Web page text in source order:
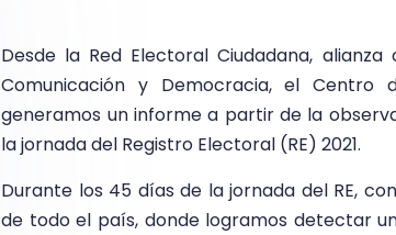
Desde la Red Electoral Ciudadana,
Comunicación y Democracia, el
generamos un informe a partir de la
la jornada del Registro Electoral (RE) 2021.
Durante los 45 días de la jornada del RE,
de todo el país, donde logramos detectar